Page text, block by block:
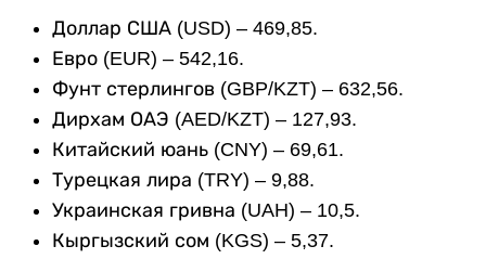
Доллар США (USD) – 469,85.
Евро (EUR) – 542,16.
Фунт стерлингов (GBP/KZT) – 632,56.
Дирхам ОАЭ (AED/KZT) – 127,93.
Китайский юань (CNY) – 69,61.
Турецкая лира (TRY) – 9,88.
Украинская гривна (UAH) – 10,5.
Кыргызский сом (KGS) – 5,37.